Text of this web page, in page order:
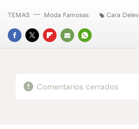
FACEBOOK
TWITTERFLIPBOARD
E-
WHATSAPP
TEMAS Moda Famosas Cara
Comentarios cerrados